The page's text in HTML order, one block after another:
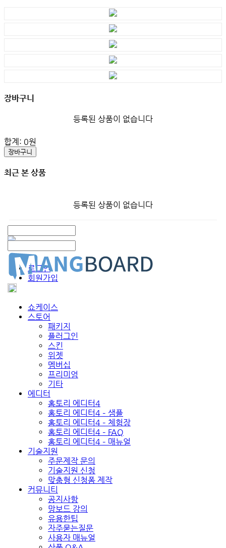
장바구니
등록된 상품이 없습니다
합계: 0원
장바구니
최근 본 상품
등록된 상품이 없습니다
로그인
회원가입
쇼케이스
스토어
패키지
플러그인
스킨
위젯
멤버십
프리미엄
기타
에디터
홈토리 에디터4
홈토리 에디터4 – 샘플
홈토리 에디터4 – 체험장
홈토리 에디터4 – FAQ
홈토리 에디터4 – 매뉴얼
기술지원
주문제작 문의
기술지원 신청
맞춤형 신청폼 제작
커뮤니티
공지사항
망보드 강의
유용한팁
자주묻는질문
사용자 매뉴얼